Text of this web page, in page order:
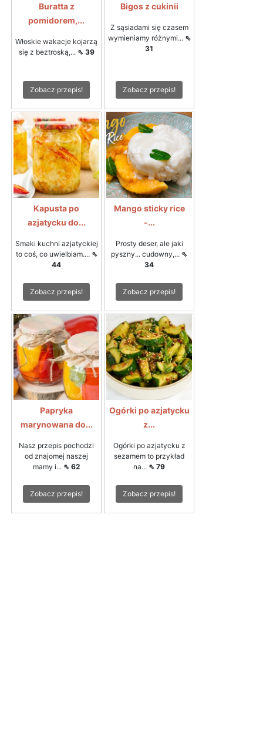
Buratta z
pomidorem,...
Włoskie wakacje kojarzą
się z beztroską,... ⇖ 39
Zobacz przepis!
Bigos z cukinii
Z sąsiadami się czasem
wymieniamy różnymi... ⇖
31
Zobacz przepis!
Kapusta po
azjatycku do...
Smaki kuchni azjatyckiej
to coś, co uwielbiam.... ⇖
44
Zobacz przepis!
Mango sticky rice
-...
Prosty deser, ale jaki
pyszny... cudowny,... ⇖
34
Zobacz przepis!
Papryka
marynowana do...
Nasz przepis pochodzi
od znajomej naszej
mamy i... ⇖ 62
Zobacz przepis!
Ogórki po azjatycku
z...
Ogórki po azjatycku z
sezamem to przykład
na... ⇖ 79
Zobacz przepis!